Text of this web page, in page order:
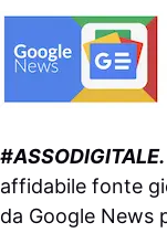
#ASSODIGITALE.
affidabile fonte
da Google News